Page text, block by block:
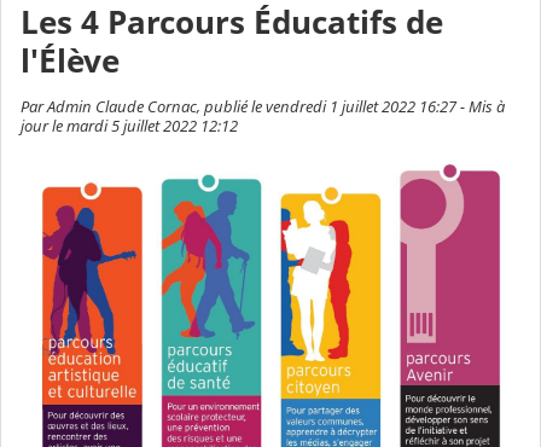
Les 4 Parcours Éducatifs de
l'Élève
Par Admin Claude Cornac, publié le vendredi 1 juillet 2022 16:27 - Mis à
jour le mardi 5 juillet 2022 12:12